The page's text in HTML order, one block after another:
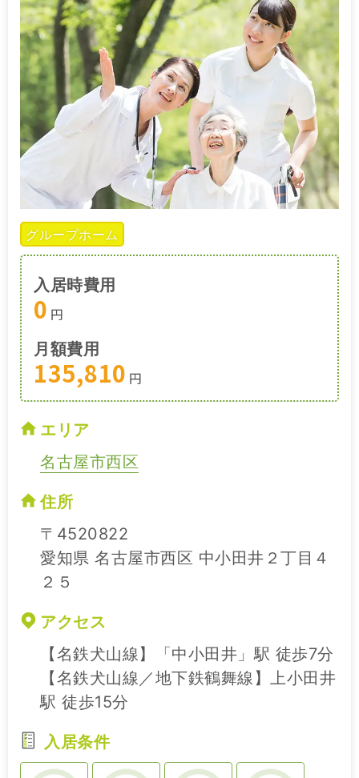
グループホーム
入居時費用
0 円
月額費用
135,810 円
エリア
名古屋市西区
住所
〒4520822
愛知県 名古屋市西区 中小田井２丁目４
２５
アクセス
【名鉄犬山線】「中小田井」駅 徒歩7分
【名鉄犬山線／地下鉄鶴舞線】上小田井
駅 徒歩15分
入居条件